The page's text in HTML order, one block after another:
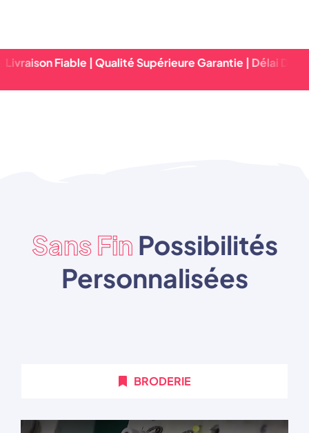
| Qualité Supérieure Garantie | Délai D'exécution
Sans Fin Possibilités
Personnalisées
BRODERIE